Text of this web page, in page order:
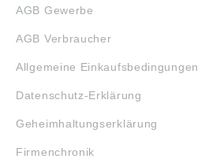
AGB Gewerbe
AGB Verbraucher
Allgemeine Einkaufsbedingungen
Datenschutz-Erklärung
Geheimhaltungserklärung
Firmenchronik